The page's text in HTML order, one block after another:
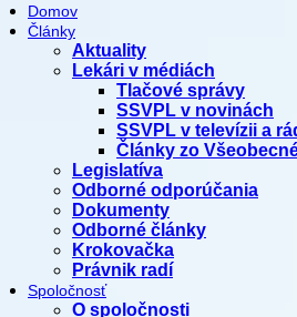
Domov
Články
Aktuality
Lekári v médiách
Tlačové správy
SSVPL v novinách
SSVPL v televízii a
Články zo
Legislatíva
Odborné odporúčania
Dokumenty
Odborné články
Krokovačka
Právnik radí
Spoločnosť
O spoločnosti